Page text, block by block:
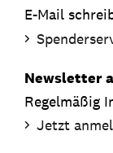
E-Mail
Newsletter
Regelmäßig
Jetzt